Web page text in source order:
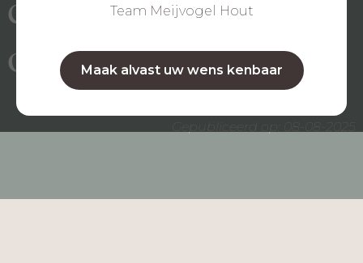
Team Meijvogel Hout
Maak alvast uw wens kenbaar
digitaal wagenwijd
open
Gepubliceerd op: 08-08-2025